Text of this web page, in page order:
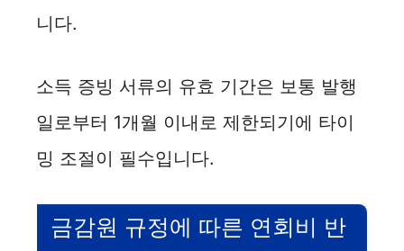
니다.
소득 증빙 서류의 유효 기간은 보통 발행
일로부터 1개월 이내로 제한되기에 타이
밍 조절이 필수입니다.
금감원 규정에 따른 연회비 반